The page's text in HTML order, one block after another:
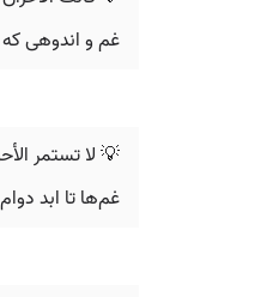
غم و اندوهی
💡 لا تستمر
غم‌ها تا ابد